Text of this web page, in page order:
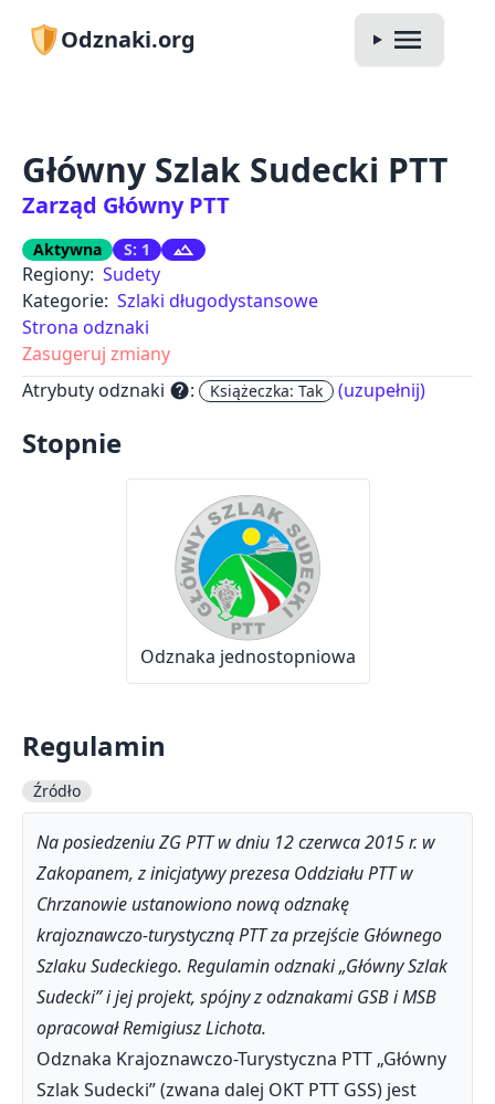
Odznaki.org
Główny Szlak Sudecki PTT
Zarząd Główny PTT
Aktywna S: 1
Regiony: Sudety
Kategorie: Szlaki długodystansowe
Strona odznaki
Zasugeruj zmiany
Atrybuty odznaki help: Książeczka: Tak (uzupełnij)
Stopnie
Odznaka jednostopniowa
Regulamin
Źródło
Na posiedzeniu ZG PTT w dniu 12 czerwca 2015 r. w
Zakopanem, z inicjatywy prezesa Oddziału PTT w
Chrzanowie ustanowiono nową odznakę
krajoznawczo-turystyczną PTT za przejście Głównego
Szlaku Sudeckiego. Regulamin odznaki „Główny Szlak
Sudecki” i jej projekt, spójny z odznakami GSB i MSB
opracował Remigiusz Lichota.
Odznaka Krajoznawczo-Turystyczna PTT „Główny
Szlak Sudecki” (zwana dalej OKT PTT GSS) jest